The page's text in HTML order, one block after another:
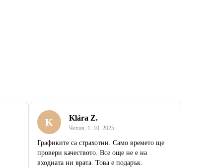
K Klára Z.
Чехия, 1. 10. 2025
Графиките са страхотни. Само времето ще
провери качеството. Все още не е на
входната ни врата. Това е подарък.